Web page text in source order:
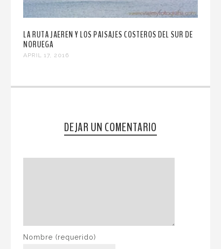
LA RUTA JAEREN Y LOS PAISAJES COSTEROS DEL SUR DE
NORUEGA
APRIL 17, 2016
DEJAR UN COMENTARIO
Nombre (requerido)